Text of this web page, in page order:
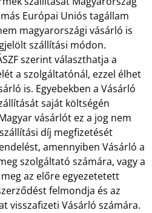
Európai Uniós tagállam
magyarországi vásárló is
szállítási módon.
szerint választhatja a
a szolgáltatónál, ezzel élhet
is. Egyebekben a Vásárló
saját költségén
vásárlót ez a jog nem
díj megfizetését
amennyiben Vásárló a
szolgáltató számára, vagy a
az előre egyezetetett
felmondja és az
visszafizeti Vásárló számára.